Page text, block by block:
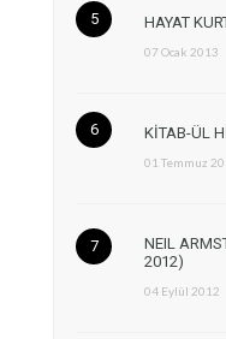
HAYAT
07 Ocak 2013
KİTAB-ÜL
01 Temmuz
NEIL
2012)
04 Eylül 2012